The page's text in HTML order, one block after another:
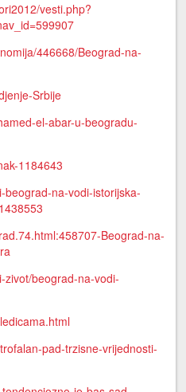
vesti.php?
446668/Beograd-na-
Srbije
el-abar-u-beogradu-
1184643
beograd-na-vodi-istorijska-
Beograd-na-
zivot/beograd-na-vodi-
pad-trzisne-vrijednosti-